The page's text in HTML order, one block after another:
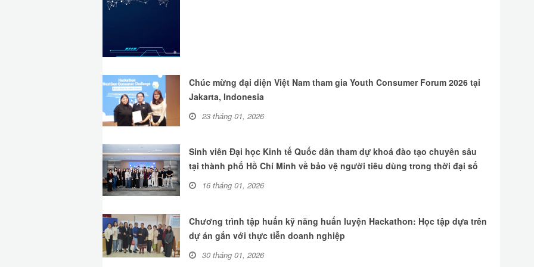
Chúc mừng đại diện Việt Nam tham gia Youth Consumer Forum 2026 tại
Jakarta, Indonesia
23 tháng 01, 2026
Sinh viên Đại học Kinh tế Quốc dân tham dự khoá đào tạo chuyên sâu
tại thành phố Hồ Chí Minh về bảo vệ người tiêu dùng trong thời đại số
16 tháng 01, 2026
Chương trình tập huấn kỹ năng huấn luyện Hackathon: Học tập dựa trên
dự án gắn với thực tiễn doanh nghiệp
30 tháng 01, 2026